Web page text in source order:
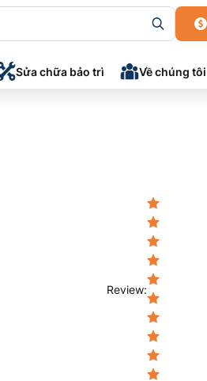
Sửa chữa bảo trì Về chúng tôi
Review: